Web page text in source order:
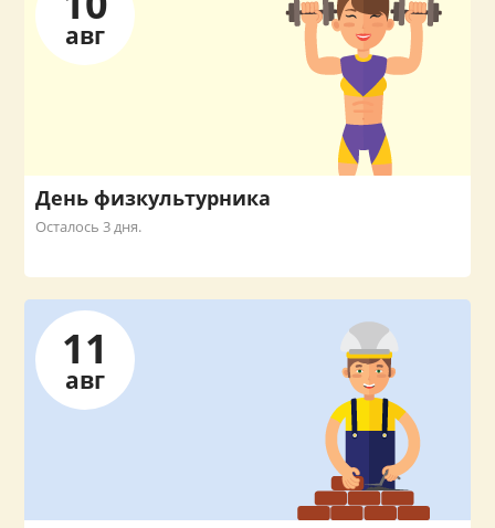
авг
День физкультурника
Осталось 3 дня.
11
авг